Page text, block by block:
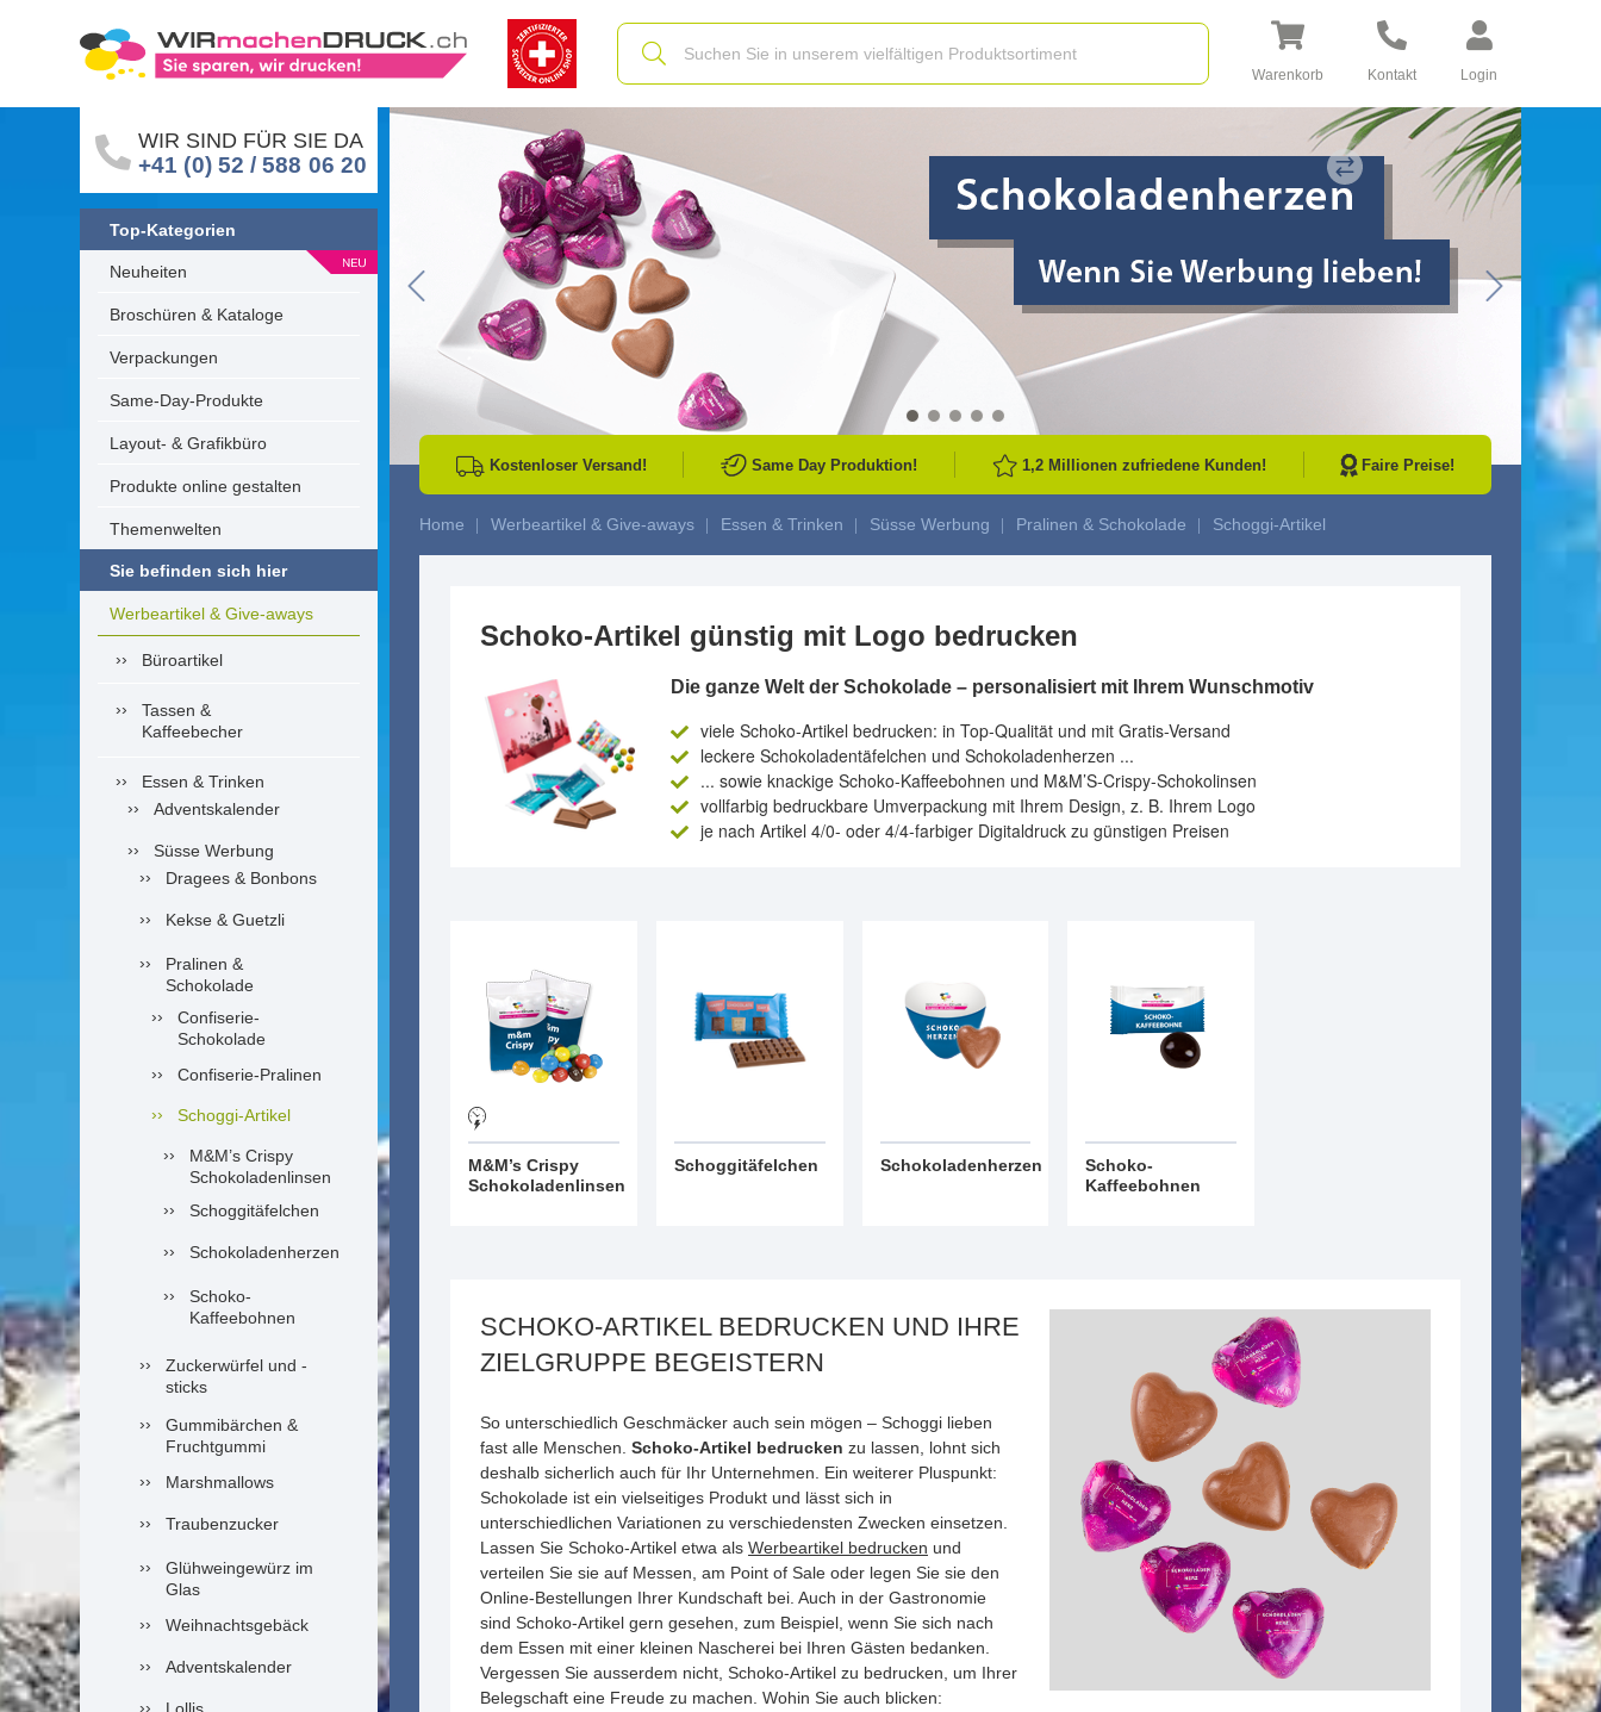
Warenkorb Kontakt Login
WIR SIND FÜR SIE DA
+41 (0) 52 / 588 06 20
Top-Kategorien
Neuheiten
Broschüren & Kataloge
Verpackungen
Same-Day-Produkte
Layout- & Grafikbüro
Produkte online gestalten
Themenwelten
Sie befinden sich hier
Werbeartikel & Give-aways
Büroartikel
Tassen &
Kaffeebecher
Essen & Trinken
Adventskalender
Süsse Werbung
Dragees & Bonbons
Kekse & Guetzli
Pralinen &
Schokolade
Confiserie-
Schokolade
Confiserie-Pralinen
Schoggi-Artikel
M&M’s Crispy
Schokoladenlinsen
Schoggitäfelchen
Schokoladenherzen
Schoko-
Kaffeebohnen
Zuckerwürfel und -
sticks
Gummibärchen &
Fruchtgummi
Marshmallows
Traubenzucker
Glühweingewürz im
Glas
Weihnachtsgebäck
Adventskalender
Go to Previous Slide Go to Next
Kostenloser Versand! Same Day Produktion! 1,2 Millionen zufriedene Kunden! Faire Preise!
Home Werbeartikel & Give-aways Essen & Trinken Süsse Werbung Pralinen & Schokolade Schoggi-Artikel
Schoko-Artikel günstig mit Logo bedrucken
Die ganze Welt der Schokolade – personalisiert mit Ihrem Wunschmotiv
viele Schoko-Artikel bedrucken: in Top-Qualität und mit Gratis-Versand
leckere Schokoladentäfelchen und Schokoladenherzen ...
... sowie knackige Schoko-Kaffeebohnen und M&M’S-Crispy-Schokolinsen
vollfarbig bedruckbare Umverpackung mit Ihrem Design, z. B. Ihrem Logo
je nach Artikel 4/0- oder 4/4-farbiger Digitaldruck zu günstigen Preisen
M&M’s Crispy
Schokoladenlinsen
Schoggitäfelchen Schokoladenherzen
Schoko-
Kaffeebohnen
SCHOKO-ARTIKEL BEDRUCKEN UND IHRE
ZIELGRUPPE BEGEISTERN
So unterschiedlich Geschmäcker auch sein mögen – Schoggi lieben
fast alle Menschen. Schoko-Artikel bedrucken zu lassen, lohnt sich
deshalb sicherlich auch für Ihr Unternehmen. Ein weiterer Pluspunkt:
Schokolade ist ein vielseitiges Produkt und lässt sich in
unterschiedlichen Variationen zu verschiedensten Zwecken einsetzen.
Lassen Sie Schoko-Artikel etwa als Werbeartikel bedrucken und
verteilen Sie sie auf Messen, am Point of Sale oder legen Sie sie den
Online-Bestellungen Ihrer Kundschaft bei. Auch in der Gastronomie
sind Schoko-Artikel gern gesehen, zum Beispiel, wenn Sie sich nach
dem Essen mit einer kleinen Nascherei bei Ihren Gästen bedanken.
Vergessen Sie ausserdem nicht, Schoko-Artikel zu bedrucken, um Ihrer
Belegschaft eine Freude zu machen. Wohin Sie auch blicken: